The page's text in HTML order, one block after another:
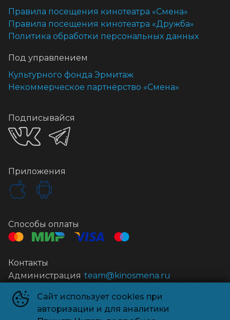
Сайт использует cookies при
авторизации и для аналитики
Правила посещения кинотеатра «Смена»
Правила посещения кинотеатра «Дружба»
Политика обработки персональных данных
Под управлением
Культурного фонда Эрмитаж
Некоммерческое партнёрство «Смена»
Подписывайся
Приложения
Способы оплаты
Контакты
Администрация team@kinosmena.ru
Киносмена © 2026
Powered byp24.app